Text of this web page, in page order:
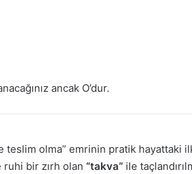
ancak O’dur.
olma” emrinin pratik hayattaki
ruhi bir zırh olan “takva” ile